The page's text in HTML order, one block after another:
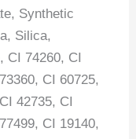
Synthetic
Silica,
CI 74260, CI
CI 60725,
42735, CI
CI 19140,